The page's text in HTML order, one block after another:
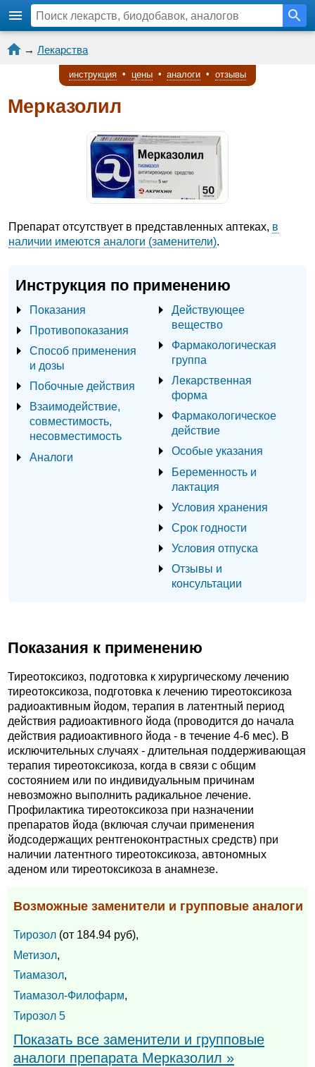
→ Лекарства
инструкция • цены • аналоги • отзывы
Мерказолил
Препарат отсутствует в представленных аптеках, в
наличии имеются аналоги (заменители).
Инструкция по применению
Показания
Противопоказания
Способ применения
и дозы
Побочные действия
Взаимодействие,
совместимость,
несовместимость
Аналоги
Действующее
вещество
Фармакологическая
группа
Лекарственная
форма
Фармакологическое
действие
Особые указания
Беременность и
лактация
Условия хранения
Срок годности
Условия отпуска
Отзывы и
консультации
Показания к применению
Тиреотоксикоз, подготовка к хирургическому лечению
тиреотоксикоза, подготовка к лечению тиреотоксикоза
радиоактивным йодом, терапия в латентный период
действия радиоактивного йода (проводится до начала
действия радиоактивного йода - в течение 4-6 мес). В
исключительных случаях - длительная поддерживающая
терапия тиреотоксикоза, когда в связи с общим
состоянием или по индивидуальным причинам
невозможно выполнить радикальное лечение.
Профилактика тиреотоксикоза при назначении
препаратов йода (включая случаи применения
йодсодержащих рентгеноконтрастных средств) при
наличии латентного тиреотоксикоза, автономных
аденом или тиреотоксикоза в анамнезе.
Возможные заменители и групповые аналоги
Тирозол (от 184.94 руб),
Метизол,
Тиамазол,
Тиамазол-Филофарм,
Тирозол 5
Показать все заменители и групповые
аналоги препарата Мерказолил »